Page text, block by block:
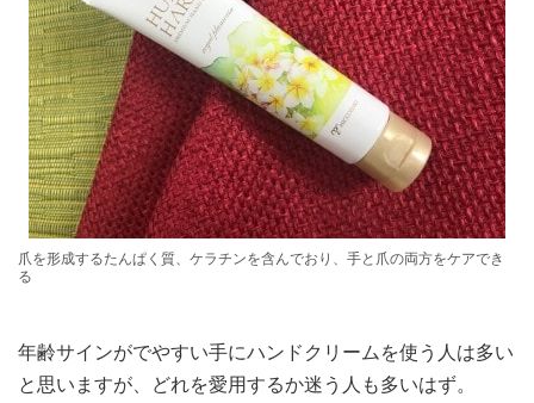
爪を形成するたんぱく質、ケラチンを含んでおり、手と爪の両方をケアでき
る
年齢サインがでやすい手にハンドクリームを使う人は多い
と思いますが、どれを愛用するか迷う人も多いはず。